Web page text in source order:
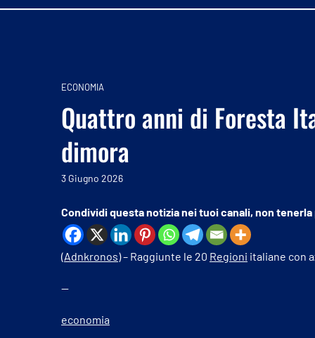
ECONOMIA
Quattro anni di Foresta
dimora
3 Giugno 2026
Condividi questa notizia nei tuoi canali, non tenerla
(Adnkronos) – Raggiunte le 20 Regioni italiane con
—
economia